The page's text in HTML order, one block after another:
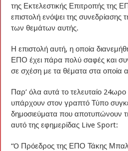
της Εκτελεστικής Επιτροπής της
επιστολή ενόψει της συνεδρίασης
των θεμάτων αυτής.
Η επιστολή αυτή, η οποία
ΕΠΟ έχει πάρα πολύ σαφές και
σε σχέση με τα θέματα στα οποία
Παρ’ όλα αυτά το τελευταίο 24ωρο
υπάρχουν στον γραπτό Τύπο
δημοσιεύματα που αποτυπώνουν
αυτό της εφημερίδας Live Sport:
“O Πρόεδρος της ΕΠΟ Τάκης